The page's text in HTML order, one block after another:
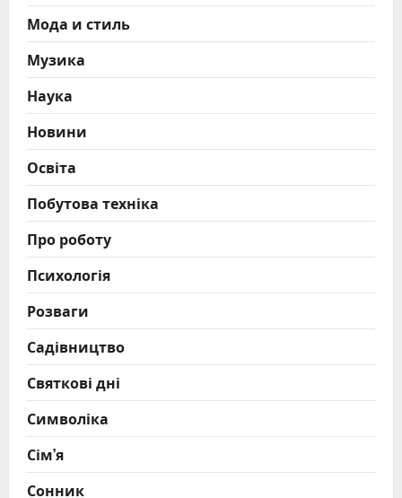
Мода и стиль
Музика
Наука
Новини
Освіта
Побутова техніка
Про роботу
Психологія
Розваги
Садівництво
Святкові дні
Символіка
Сім’я
Сонник